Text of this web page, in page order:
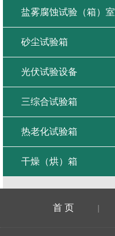
盐雾腐蚀试验（箱）室
砂尘试验箱
光伏试验设备
三综合试验箱
热老化试验箱
干燥（烘）箱
首 页 |